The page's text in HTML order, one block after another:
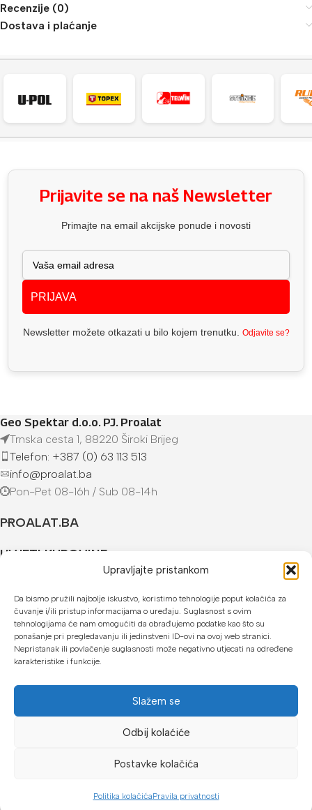
Upravljajte pristankom
Da bismo pružili najbolje iskustvo, koristimo tehnologije poput kolačića za
čuvanje i/ili pristup informacijama o uređaju. Suglasnost s ovim
tehnologijama će nam omogućiti da obrađujemo podatke kao što su
ponašanje pri pregledavanju ili jedinstveni ID-ovi na ovoj web stranici.
Nepristanak ili povlačenje suglasnosti može negativno utjecati na određene
karakteristike i funkcije.
Slažem se
Odbij kolaćiće
Postavke kolačića
Politika kolačićaPravila privatnosti
Recenzije (0)
Dostava i plaćanje
Prijavite se na naš Newsletter
Primajte na email akcijske ponude i novosti
PRIJAVA
Newsletter možete otkazati u bilo kojem trenutku. Odjavite se?
Geo Spektar d.o.o. PJ. Proalat
Trnska cesta 1, 88220 Široki Brijeg
Telefon: +387 (0) 63 113 513
info@proalat.ba
Pon-Pet 08-16h / Sub 08-14h
PROALAT.BA
UVJETI KUPOVINE
U našoj web trgovini možete platiti:
Kreditnim karticama jednokratno ili do 24 rate
Općom uplatnicom, virmanom, internet bankarstvom
Gotovinom prilikom preuzimanja
Mikrofin do 18 rata
Copyright © 2026 Proalat.ba